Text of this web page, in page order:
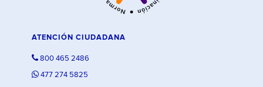
ATENCIÓN CIUDADANA
800 465 2486
477 274 5825